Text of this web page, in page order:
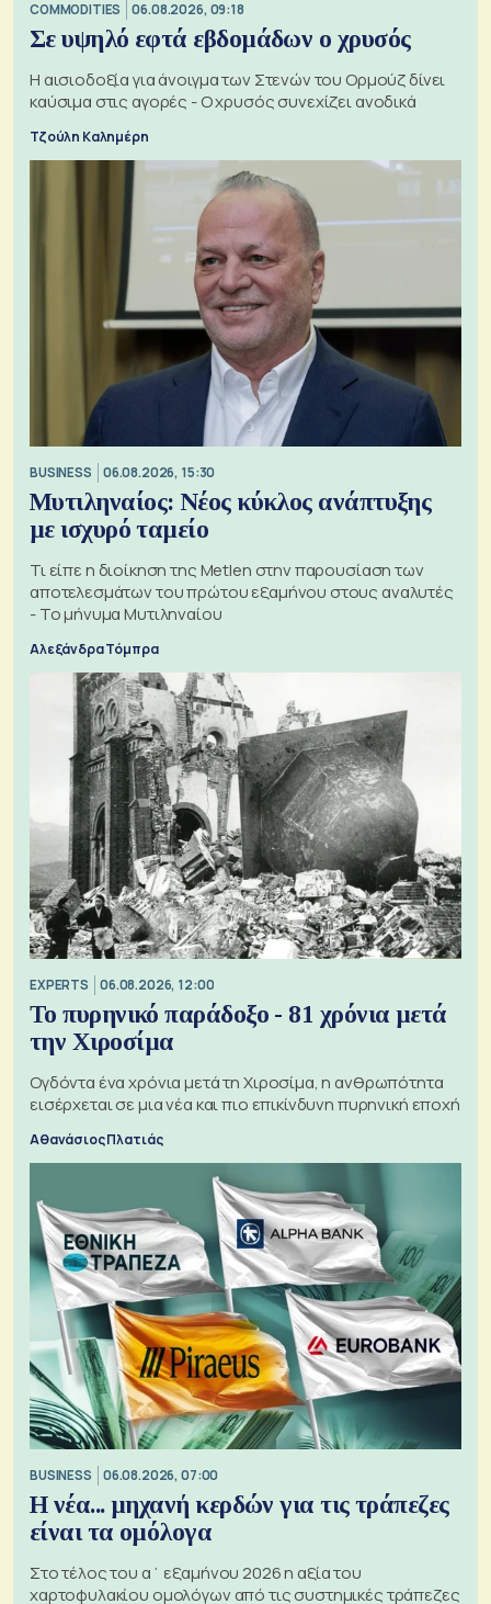
COMMODITIES 06.08.2026, 09:18
Σε υψηλό εφτά εβδομάδων ο χρυσός
Η αισιοδοξία για άνοιγμα των Στενών του Ορμούζ δίνει
καύσιμα στις αγορές - Ο χρυσός συνεχίζει ανοδικά
Τζούλη Καλημέρη
BUSINESS 06.08.2026, 15:30
Μυτιληναίος: Νέος κύκλος ανάπτυξης
με ισχυρό ταμείο
Τι είπε η διοίκηση της Metlen στην παρουσίαση των
αποτελεσμάτων του πρώτου εξαμήνου στους αναλυτές
- Το μήνυμα Μυτιληναίου
Αλεξάνδρα Τόμπρα
EXPERTS 06.08.2026, 12:00
Το πυρηνικό παράδοξο - 81 χρόνια μετά
την Χιροσίμα
Ογδόντα ένα χρόνια μετά τη Χιροσίμα, η ανθρωπότητα
εισέρχεται σε μια νέα και πιο επικίνδυνη πυρηνική εποχή
Αθανάσιος Πλατιάς
BUSINESS 06.08.2026, 07:00
Η νέα... μηχανή κερδών για τις τράπεζες
είναι τα ομόλογα
Στο τέλος του α΄ εξαμήνου 2026 η αξία του
χαρτοφυλακίου ομολόγων από τις συστημικές τράπεζες